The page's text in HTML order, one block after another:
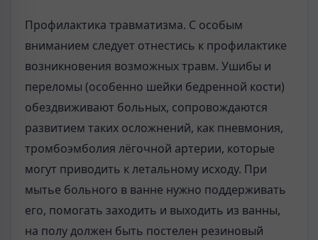
Профилактика травматизма. С особым
вниманием следует отнестись к профилактике
возникновения возможных травм. Ушибы и
переломы (особенно шейки бедренной кости)
обездвиживают больных, сопровождаются
развитием таких осложнений, как пневмония,
тромбоэмболия лёгочной артерии, которые
могут приводить к летальному исходу. При
мытье больного в ванне нужно поддерживать
его, помогать заходить и выходить из ванны,
на полу должен быть постелен резиновый